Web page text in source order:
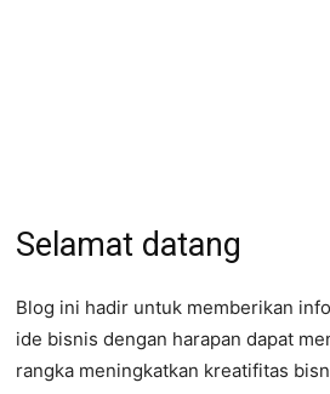
Selamat datang
Blog ini hadir untuk memberikan
ide bisnis dengan harapan dapat
rangka meningkatkan kreatifitas